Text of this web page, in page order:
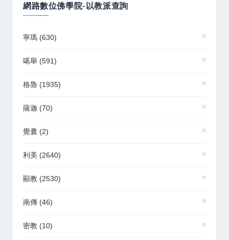
網路數位佛學院-以教派查詢
寧瑪 (630)
噶舉 (591)
格魯 (1935)
薩迦 (70)
覺囊 (2)
利美 (2640)
顯教 (2530)
南傳 (46)
密教 (10)